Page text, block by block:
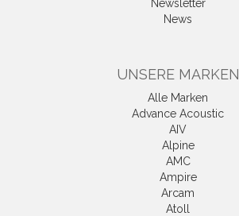
Newsletter
News
UNSERE MARKEN
Alle Marken
Advance Acoustic
AIV
Alpine
AMC
Ampire
Arcam
Atoll